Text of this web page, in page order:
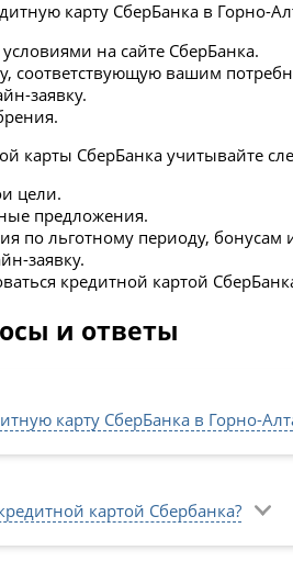
карту СберБанка в Горно-
на сайте СберБанка.
соответствующую вашим
заявку.
карты СберБанка учитывайте
цели.
предложения.
по льготному периоду,
заявку.
кредитной картой
и ответы
карту СберБанка в Горно-
картой Сбербанка?